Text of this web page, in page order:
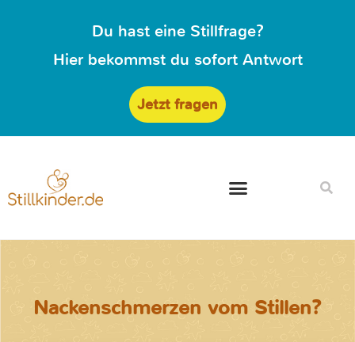
Du hast eine Stillfrage?
Hier bekommst du sofort Antwort
Jetzt fragen
Nackenschmerzen vom Stillen?